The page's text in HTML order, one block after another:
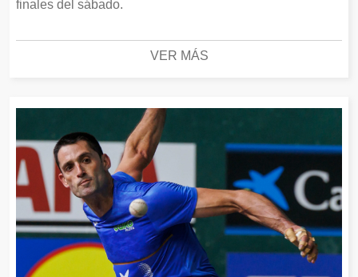
finales del sábado.
VER MÁS